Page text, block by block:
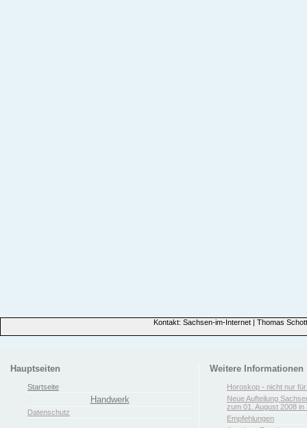
Kontakt: Sachsen-im-Internet | Thomas
Hauptseiten
Startseite
Handwerk
Datenschutz
Weitere Informationen
Horoskop - nicht nur
Neue Aufteilung
zum 01. August 2008 in
Empfehlungen